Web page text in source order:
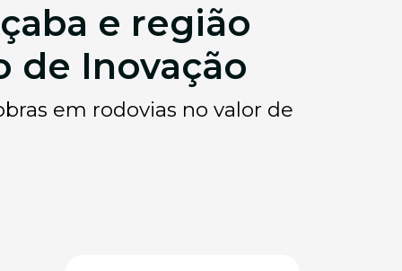
e região
de Inovação
em rodovias no valor de